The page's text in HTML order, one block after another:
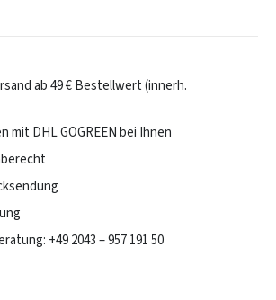
ab 49 € Bestellwert (innerh.
mit DHL GOGREEN bei Ihnen
+49 2043 – 957 191 50